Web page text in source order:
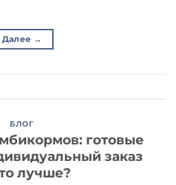
Далее →
БЛОГ
готовые
заказ
лучше?